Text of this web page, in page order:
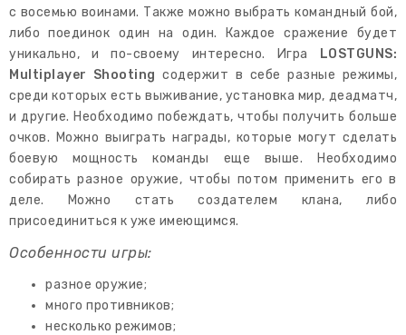
с восемью воинами. Также можно выбрать командный бой,
либо поединок один на один. Каждое сражение будет
уникально, и по-своему интересно. Игра
LOSTGUNS:
Multiplayer Shooting содержит в себе разные режимы,
среди которых есть выживание, установка мир, деадматч,
и другие. Необходимо побеждать, чтобы получить больше
очков. Можно выиграть награды, которые могут сделать
боевую мощность команды еще выше. Необходимо
собирать разное оружие, чтобы потом применить его в
деле. Можно стать создателем клана, либо
присоединиться к уже имеющимся.
Особенности игры:
разное оружие;
много противников;
несколько режимов;